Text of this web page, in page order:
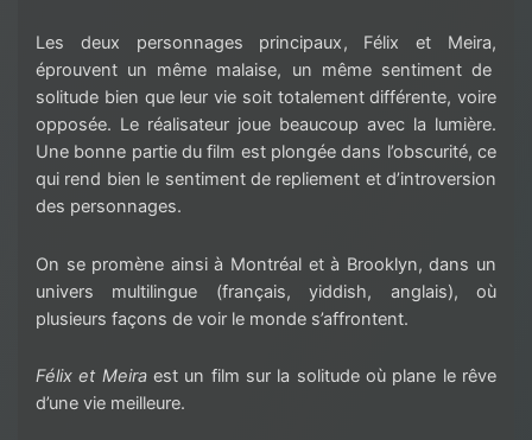
Les deux personnages principaux, Félix et Meira,
éprouvent un même malaise, un même sentiment de
solitude bien que leur vie soit totalement différente, voire
opposée. Le réalisateur joue beaucoup avec la lumière.
Une bonne partie du film est plongée dans l’obscurité,ce
qui rend bien le sentiment de repliement et d’introversion
des personnages.
On se promène ainsi à Montréal et à Brooklyn, dans un
univers multilingue (français, yiddish, anglais), où
plusieurs façons de voir le monde s’affrontent.
Félix et Meiraest un film sur la solitude où plane le rêve
d’une vie meilleure.